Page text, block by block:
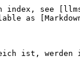
index, see
as
ist,